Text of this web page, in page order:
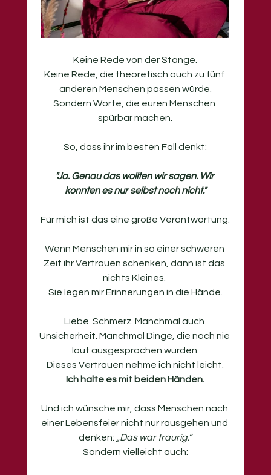
Keine Rede von der Stange.
Keine Rede, die theoretisch auch zu fünf
anderen Menschen passen würde.
Sondern Worte, die euren Menschen
spürbar machen.
So, dass ihr im besten Fall denkt:
"Ja. Genau das wollten wir sagen. Wir
konnten es nur selbst noch nicht."
Für mich ist das eine große Verantwortung.
Wenn Menschen mir in so einer schweren
Zeit ihr Vertrauen schenken, dann ist das
nichts Kleines.
Sie legen mir Erinnerungen in die Hände.
Liebe. Schmerz. Manchmal auch
Unsicherheit. Manchmal Dinge, die noch nie
laut ausgesprochen wurden.
Dieses Vertrauen nehme ich nicht leicht.
Ich halte es mit beiden Händen.
Und ich wünsche mir, dass Menschen nach
einer Lebensfeier nicht nur rausgehen und
denken: „Das war traurig.“
Sondern vielleicht auch: